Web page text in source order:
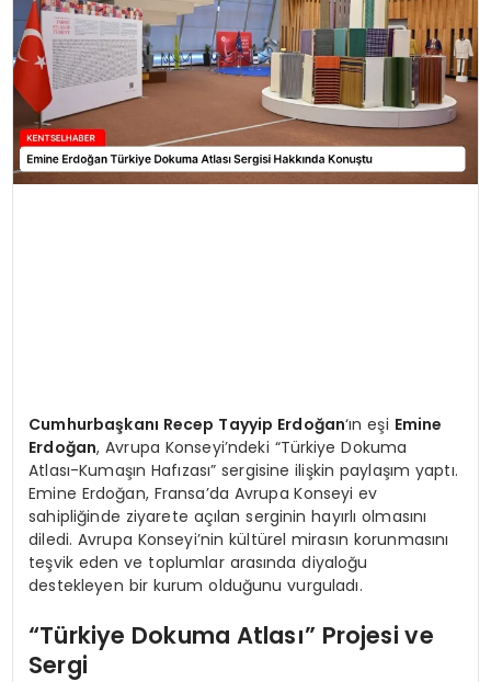
SPOR
SAĞLIK
Cumhurbaşkanı Recep Tayyip Erdoğan‘ın eşi Emine
Erdoğan, Avrupa Konseyi’ndeki “Türkiye Dokuma
Atlası-Kumaşın Hafızası” sergisine ilişkin paylaşım yaptı.
Emine Erdoğan, Fransa’da Avrupa Konseyi ev
sahipliğinde ziyarete açılan serginin hayırlı olmasını
diledi. Avrupa Konseyi’nin kültürel mirasın korunmasını
teşvik eden ve toplumlar arasında diyaloğu
destekleyen bir kurum olduğunu vurguladı.
“Türkiye Dokuma Atlası” Projesi ve
Sergi